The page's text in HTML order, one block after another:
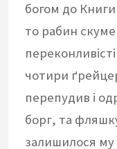
богом до
то рабин
чотири
перепудив і
борг, та
залишилося